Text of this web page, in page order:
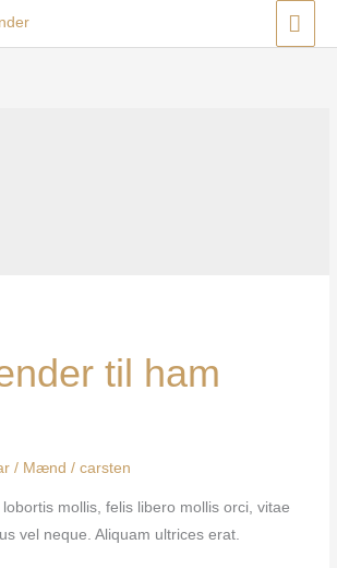
til ham
/ Mænd /carsten
mollis, felis libero mollis orci, vitae
vel neque. Aliquam ultrices erat.